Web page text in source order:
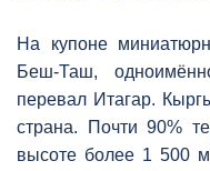
На купоне
Беш-Таш,
перевал Итагар.
страна. Почти 90%
высоте более 1 500